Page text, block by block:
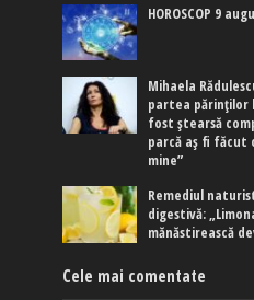
HOROSCOP 9
Mihaela
partea părinților
fost ștearsă
parcă aș fi făcut
mine”
Remediul
digestivă:
mănăstirească
Cele mai comentate